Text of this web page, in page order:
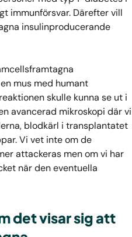
immunförsvar. Därefter vill
insulinproducerande
mus med humant
skulle kunna se ut i
avancerad mikroskopi där vi
blodkärl i transplantatet
Vi vet inte om de
attackeras men om vi har
när den eventuella
det visar sig att